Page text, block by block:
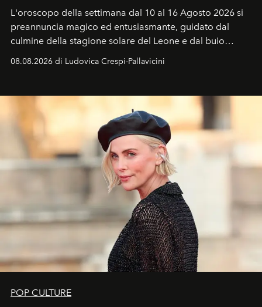
L'oroscopo della settimana dal 10 al 16 Agosto 2026 si
preannuncia magico ed entusiasmante, guidato dal
culmine della stagione solare del Leone e dal buio
favorevole della Luna nuova in Leone del 12 agosto,
ideale per la notte delle Perseidi.
08.08.2026 di Ludovica Crespi-Pallavicini
POP CULTURE